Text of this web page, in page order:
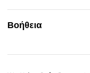
Βοήθεια